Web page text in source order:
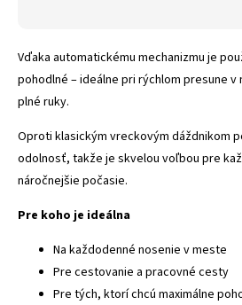
Vďaka automatickému mechanizmu je
pohodlné – ideálne pri rýchlom presune
plné ruky.
Oproti klasickým vreckovým dáždnikom
odolnosť, takže je skvelou voľbou pre
náročnejšie počasie.
Pre koho je ideálna
Na každodenné nosenie v meste
Pre cestovanie a pracovné cesty
Pre tých, ktorí chcú maximálne